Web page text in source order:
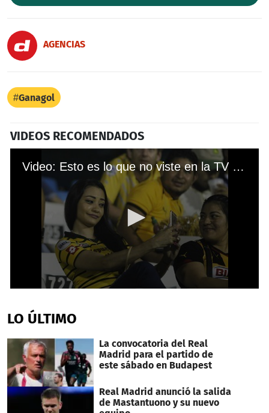
AGENCIAS
Ganagol
VIDEOS RECOMENDADOS
Video: Esto es lo que no viste en la TV entre Real España vs Motagua
of
1
6
seconds
LO ÚLTIMO
La convocatoria del Real
Madrid para el partido de
este sábado en Budapest
Real Madrid anunció la salida
de Mastantuono y su nuevo